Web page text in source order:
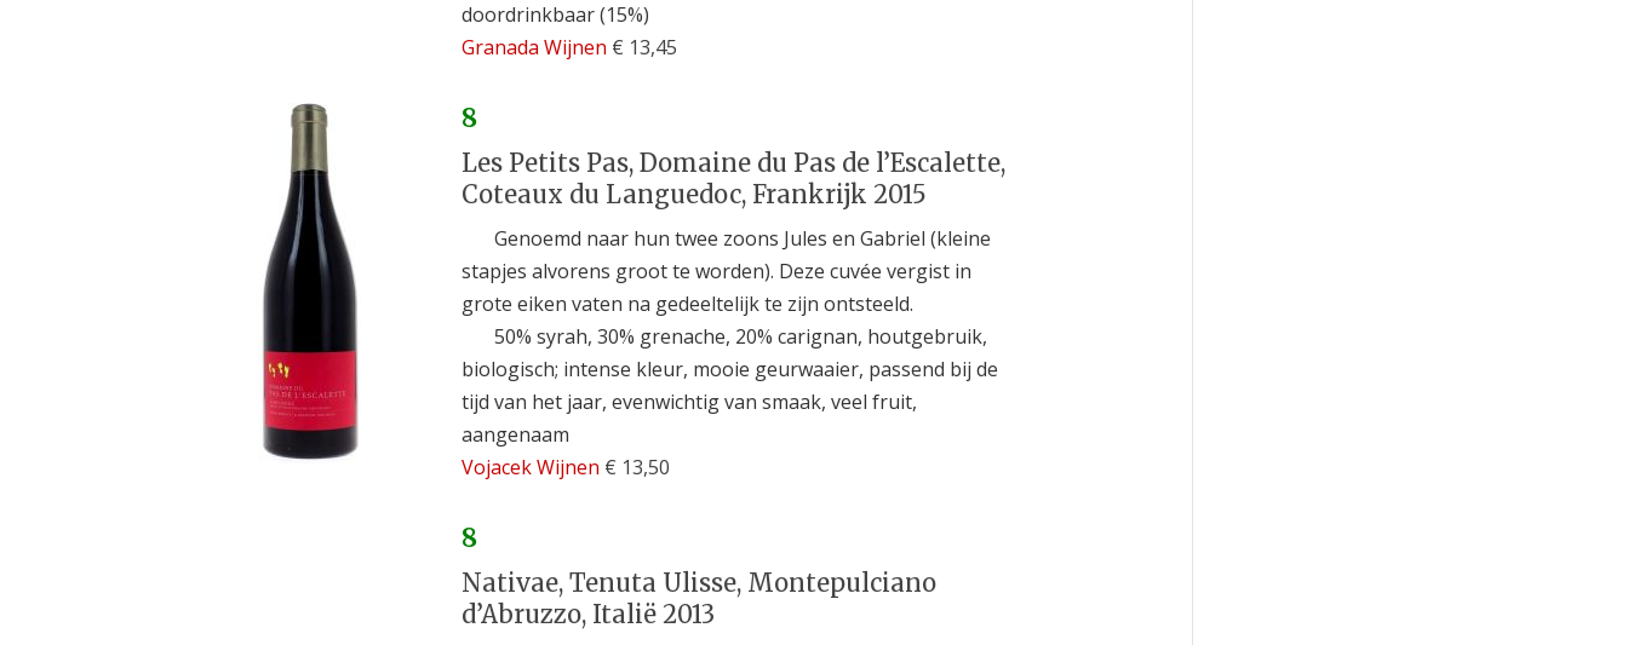
doordrinkbaar (15%)
Granada Wijnen € 13,45
8
Les Petits Pas, Domaine du Pas de l’Escalette,
Coteaux du Languedoc, Frankrijk 2015
Genoemd naar hun twee zoons Jules en Gabriel (kleine
stapjes alvorens groot te worden). Deze cuvée vergist in
grote eiken vaten na gedeeltelijk te zijn ontsteeld.
50% syrah, 30% grenache, 20% carignan, houtgebruik,
biologisch; intense kleur, mooie geurwaaier, passend bij de
tijd van het jaar, evenwichtig van smaak, veel fruit,
aangenaam
Vojacek Wijnen € 13,50
8
Nativae, Tenuta Ulisse, Montepulciano
d’Abruzzo, Italië 2013